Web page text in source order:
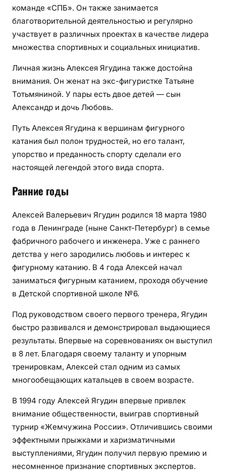
команде «СПБ». Он также занимается
благотворительной деятельностью и регулярно
участвует в различных проектах в качестве лидера
множества спортивных и социальных инициатив.
Личная жизнь Алексея Ягудина также достойна
внимания. Он женат на экс-фигуристке Татьяне
Тотьмяниной. У пары есть двое детей — сын
Александр и дочь Любовь.
Путь Алексея Ягудина к вершинам фигурного
катания был полон трудностей, но его талант,
упорство и преданность спорту сделали его
настоящей легендой этого вида спорта.
Ранние годы
Алексей Валерьевич Ягудин родился 18 марта 1980
года в Ленинграде (ныне Санкт-Петербург) в семье
фабричного рабочего и инженера. Уже с раннего
детства у него зародились любовь и интерес к
фигурному катанию. В 4 года Алексей начал
заниматься фигурным катанием, проходя обучение
в Детской спортивной школе №6.
Под руководством своего первого тренера, Ягудин
быстро развивался и демонстрировал выдающиеся
результаты. Впервые на соревнованиях он выступил
в 8 лет. Благодаря своему таланту и упорным
тренировкам, Алексей стал одним из самых
многообещающих катальцев в своем возрасте.
В 1994 году Алексей Ягудин впервые привлек
внимание общественности, выиграв спортивный
турнир «Жемчужина России». Отличившись своими
эффектными прыжками и харизматичными
выступлениями, Ягудин получил первую премию и
несомненное признание спортивных экспертов.